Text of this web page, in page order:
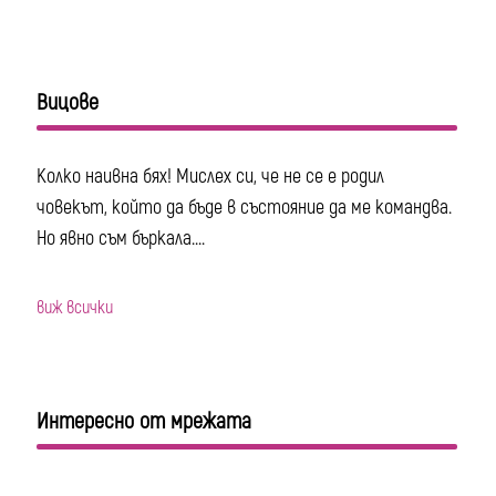
Вицове
Колко наивна бях! Мислех си, че не се е родил
човекът, който да бъде в състояние да ме командва.
Но явно съм бъркала....
виж всички
Интересно от мрежата